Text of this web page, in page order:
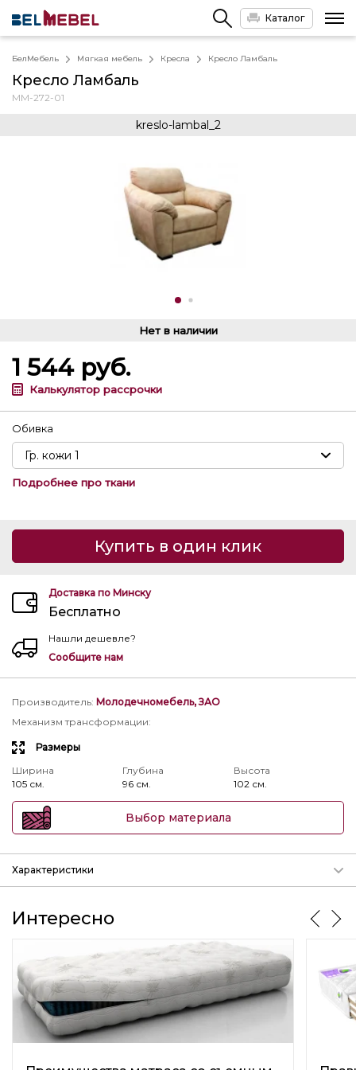
Каталог
БелМебель Мягкая мебель Кресла Кресло Ламбаль
Кресло Ламбаль
ММ-272-01
kreslo-lambal_2
Нет в наличии
1 544 руб.
Калькулятор рассрочки
Обивка
Подробнее про ткани
Купить в один клик
Доставка по Минску
Бесплатно
Нашли дешевле?
Сообщите нам
Производитель: Молодечномебель, ЗАО
Механизм трансформации:
Размеры
Ширина
105 см.
Глубина
96 см.
Высота
102 см.
Выбор материала
Характеристики
Подробнее о механизмах
Ширина
105 см.
Глубина
96 см.
Высота
102 см.
Изменение размера
Нет
Нет
Интересно